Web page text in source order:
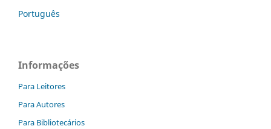
Português
Informações
Para Leitores
Para Autores
Para Bibliotecários